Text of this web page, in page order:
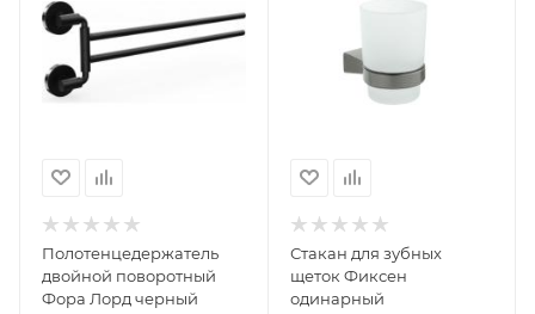
Полотенцедержатель
двойной поворотный
Фора Лорд черный
Стакан для зубных
щеток Фиксен
одинарный